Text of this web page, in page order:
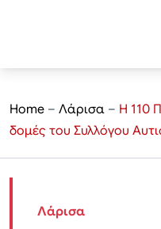
Home – Λάρισα – Η 110
δομές του Συλλόγου
Λάρισα